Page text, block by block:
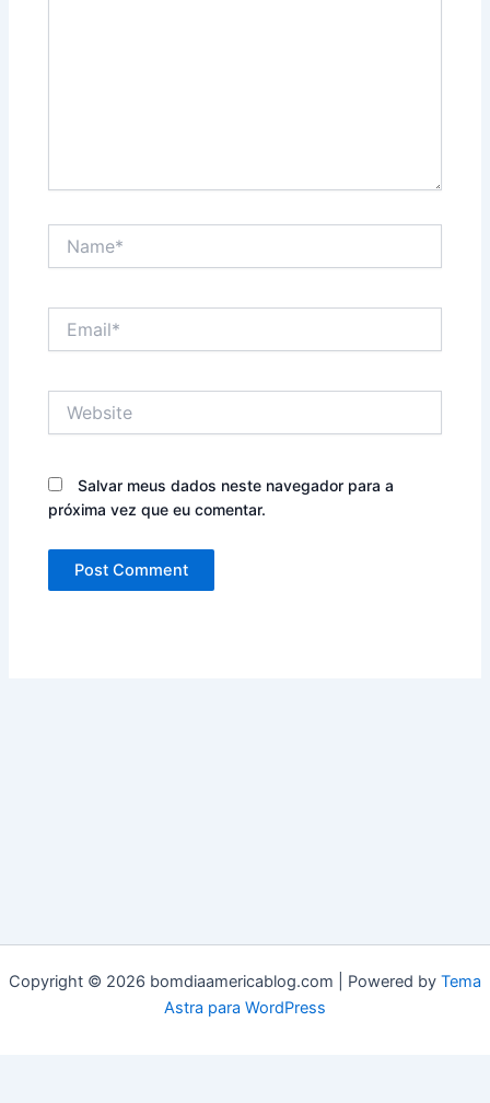
Salvar meus dados neste navegador para a
próxima vez que eu comentar.
Copyright © 2026 bomdiaamericablog.com | Powered by Tema
Astra para WordPress